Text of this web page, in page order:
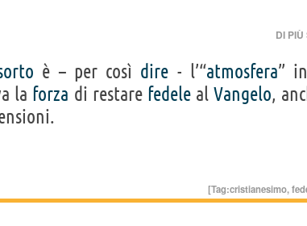
DI
è – per così dire - l’“atmosfera”
la forza di restare fedeleal Vangelo,
[Tag:cristianesimo,